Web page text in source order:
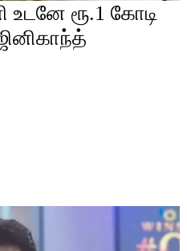
உடனே ரூ.1 கோடி